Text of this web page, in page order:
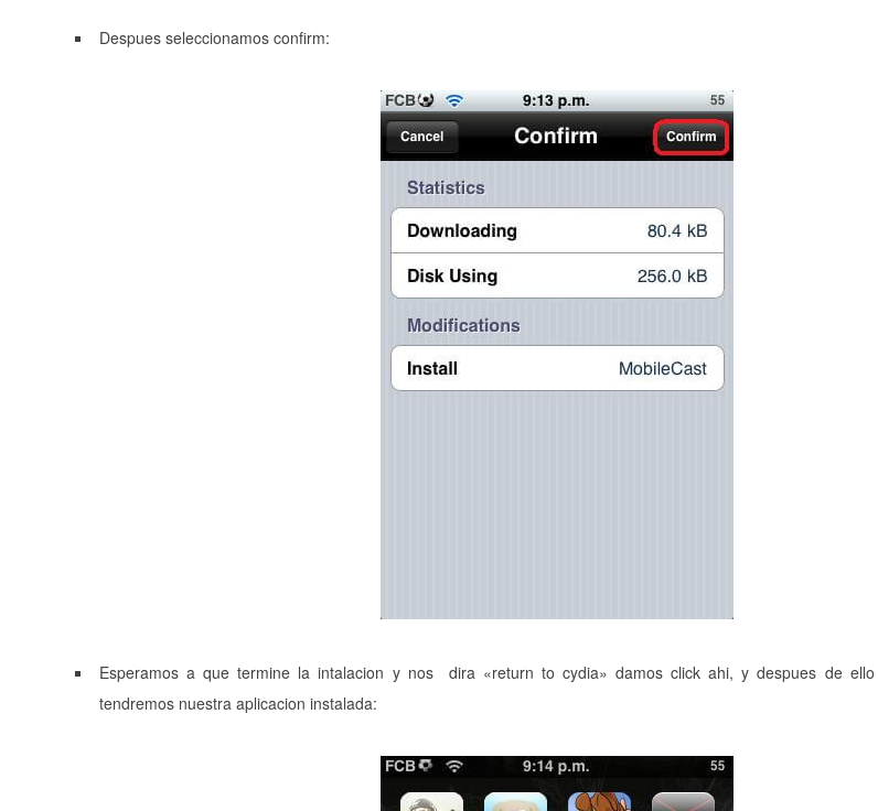
Despues seleccionamos confirm:
Esperamos a que termine la intalacion y nos dira «return to cydia» damos click ahi, y despues de
tendremos nuestra aplicacion instalada: